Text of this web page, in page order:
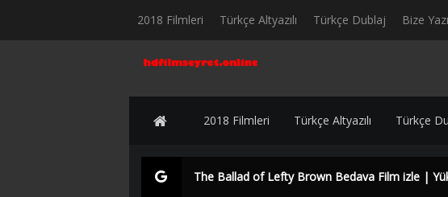
2018 Filmleri Türkçe Altyazılı Türkçe Dublaj Bize
2018 Filmleri Türkçe Altyazılı Türkçe
The Ballad of Lefty Brown Bedava Film izle |